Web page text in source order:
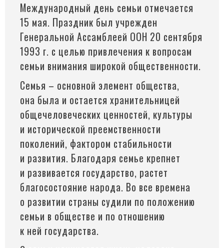
Международный день семьи отмечается
15 мая. Праздник был учрежден
Генеральной Ассамблеей ООН 20 сентября
1993 г. с целью привлечения к вопросам
семьи внимания широкой общественности.
Семья – основной элемент общества,
она была и остается хранительницей
общечеловеческих ценностей, культуры
и исторической преемственности
поколений, фактором стабильности
и развития. Благодаря семье крепнет
и развивается государство, растет
благосостояние народа. Во все времена
о развитии страны судили по положению
семьи в обществе и по отношению
к ней государства.